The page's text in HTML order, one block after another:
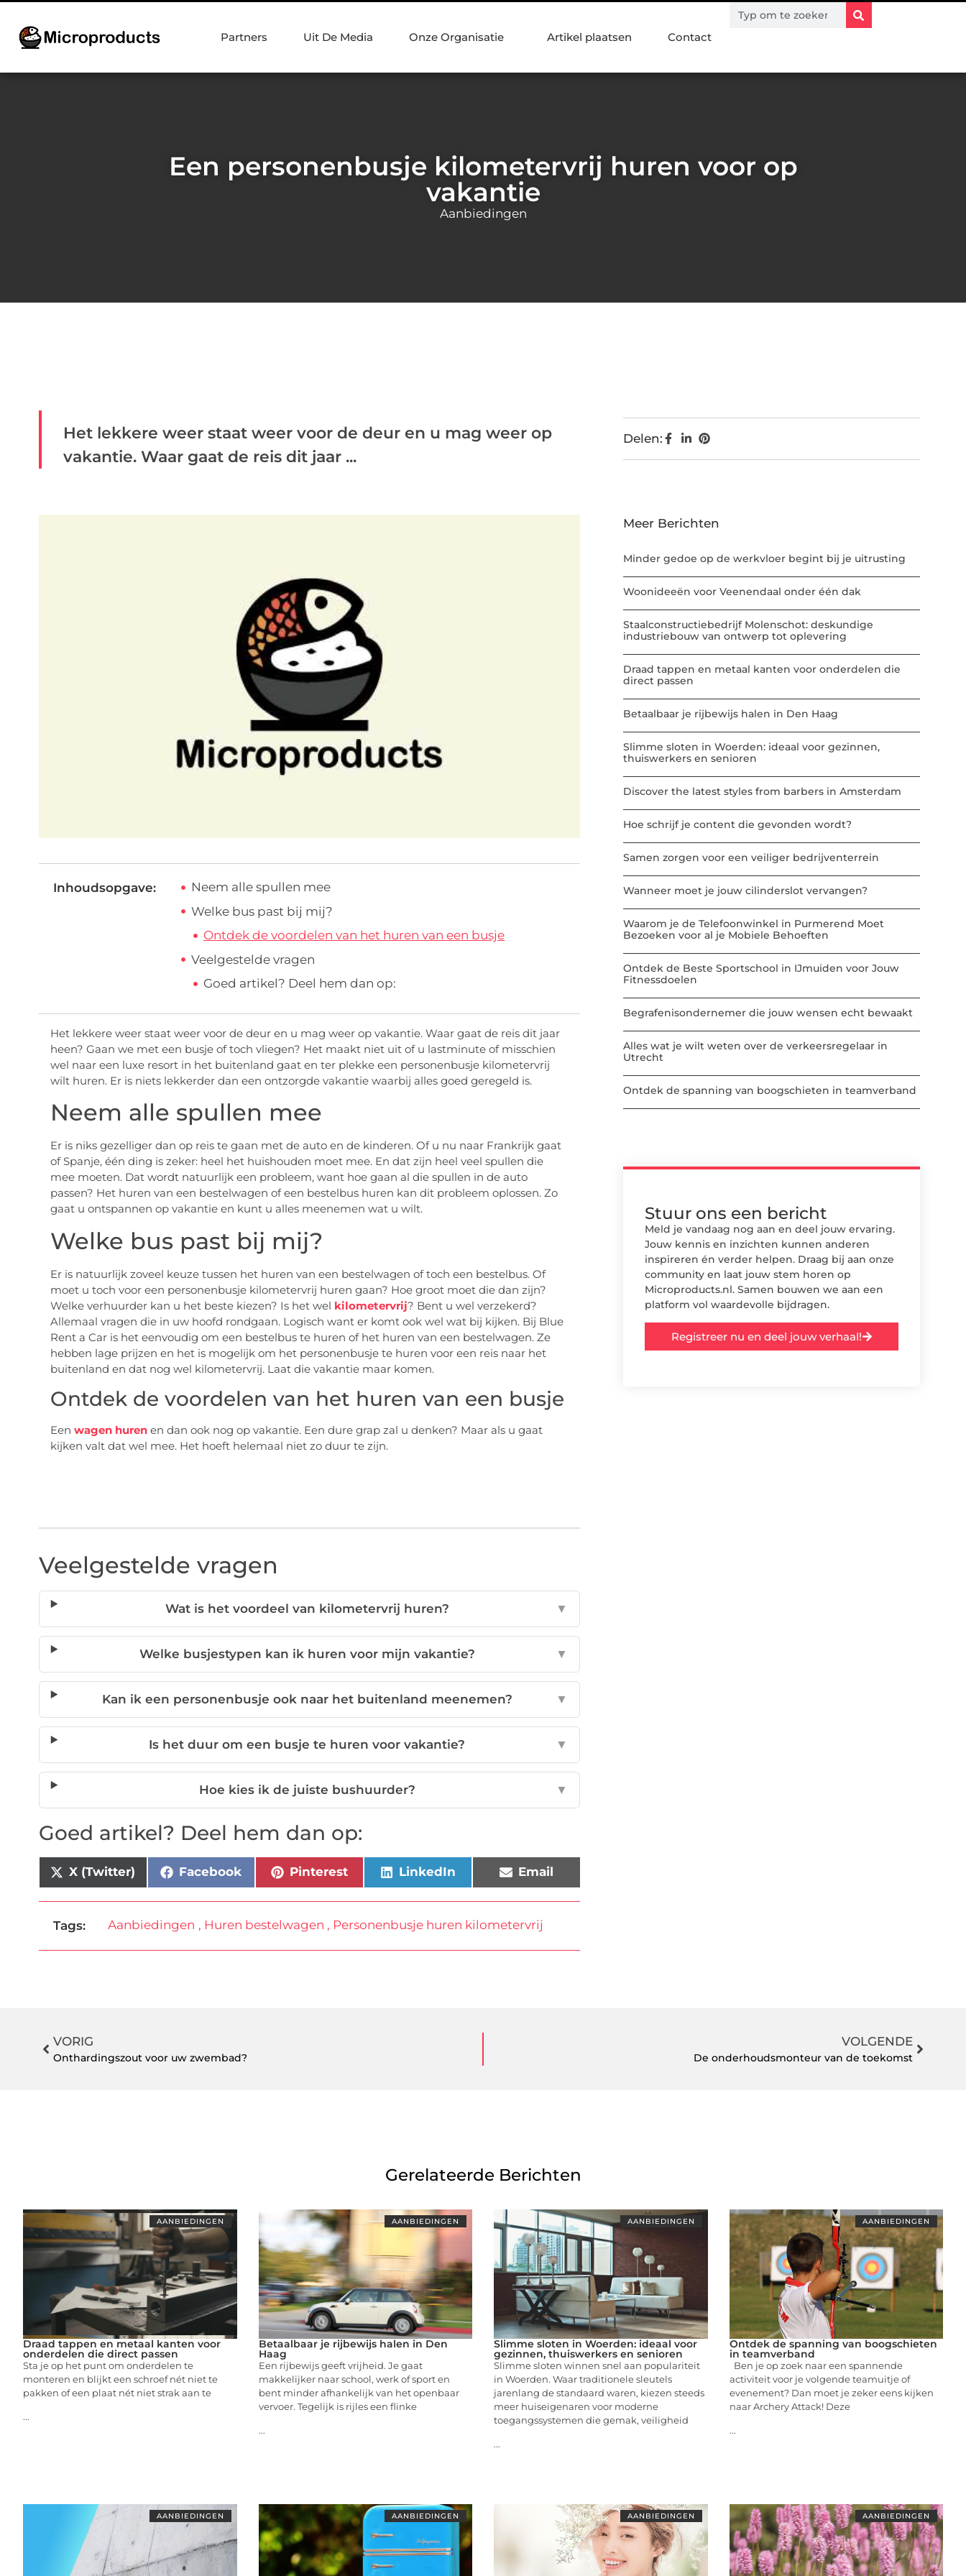
Partners Uit De Media Onze Organisatie Artikel plaatsen Contact
Een personenbusje kilometervrij huren voor op
vakantie
Aanbiedingen
Het lekkere weer staat weer voor de deur en u mag weer op
vakantie. Waar gaat de reis dit jaar ...
Inhoudsopgave:
Neem alle spullen mee
Welke bus past bij mij?
Ontdek de voordelen van het huren van een busje
Veelgestelde vragen
Goed artikel? Deel hem dan op:
Het lekkere weer staat weer voor de deur en u mag weer op vakantie. Waar gaat de reis dit jaar
heen? Gaan we met een busje of toch vliegen? Het maakt niet uit of u lastminute of misschien
wel naar een luxe resort in het buitenland gaat en ter plekke een personenbusje kilometervrij
wilt huren. Er is niets lekkerder dan een ontzorgde vakantie waarbij alles goed geregeld is.
Neem alle spullen mee
Er is niks gezelliger dan op reis te gaan met de auto en de kinderen. Of u nu naar Frankrijk gaat
of Spanje, één ding is zeker: heel het huishouden moet mee. En dat zijn heel veel spullen die
mee moeten. Dat wordt natuurlijk een probleem, want hoe gaan al die spullen in de auto
passen? Het huren van een bestelwagen of een bestelbus huren kan dit probleem oplossen. Zo
gaat u ontspannen op vakantie en kunt u alles meenemen wat u wilt.
Welke bus past bij mij?
Er is natuurlijk zoveel keuze tussen het huren van een bestelwagen of toch een bestelbus. Of
moet u toch voor een personenbusje kilometervrij huren gaan? Hoe groot moet die dan zijn?
Welke verhuurder kan u het beste kiezen? Is het wel kilometervrij? Bent u wel verzekerd?
Allemaal vragen die in uw hoofd rondgaan. Logisch want er komt ook wel wat bij kijken. Bij Blue
Rent a Car is het eenvoudig om een bestelbus te huren of het huren van een bestelwagen. Ze
hebben lage prijzen en het is mogelijk om het personenbusje te huren voor een reis naar het
buitenland en dat nog wel kilometervrij. Laat die vakantie maar komen.
Ontdek de voordelen van het huren van een busje
Een wagen hurenen dan ook nog op vakantie. Een dure grap zal u denken? Maar als u gaat
kijken valt dat wel mee. Het hoeft helemaal niet zo duur te zijn.
Veelgestelde vragen
Wat is het voordeel van kilometervrij huren? ▼
Welke busjestypen kan ik huren voor mijn vakantie? ▼
Kan ik een personenbusje ook naar het buitenland meenemen? ▼
Is het duur om een busje te huren voor vakantie? ▼
Hoe kies ik de juiste bushuurder? ▼
Goed artikel? Deel hem dan op:
X (Twitter) Facebook Pinterest LinkedIn Email
Tags: Aanbiedingen , Huren bestelwagen , Personenbusje huren kilometervrij
Delen:
Meer Berichten
Minder gedoe op de werkvloer begint bij je uitrusting
Woonideeën voor Veenendaal onder één dak
Staalconstructiebedrijf Molenschot: deskundige
industriebouw van ontwerp tot oplevering
Draad tappen en metaal kanten voor onderdelen die
direct passen
Betaalbaar je rijbewijs halen in Den Haag
Slimme sloten in Woerden: ideaal voor gezinnen,
thuiswerkers en senioren
Discover the latest styles from barbers in Amsterdam
Hoe schrijf je content die gevonden wordt?
Samen zorgen voor een veiliger bedrijventerrein
Wanneer moet je jouw cilinderslot vervangen?
Waarom je de Telefoonwinkel in Purmerend Moet
Bezoeken voor al je Mobiele Behoeften
Ontdek de Beste Sportschool in IJmuiden voor Jouw
Fitnessdoelen
Begrafenisondernemer die jouw wensen echt bewaakt
Alles wat je wilt weten over de verkeersregelaar in
Utrecht
Ontdek de spanning van boogschieten in teamverband
Stuur ons een bericht
Meld je vandaag nog aan en deel jouw ervaring.
Jouw kennis en inzichten kunnen anderen
inspireren én verder helpen. Draag bij aan onze
community en laat jouw stem horen op
Microproducts.nl. Samen bouwen we aan een
platform vol waardevolle bijdragen.
Registreer nu en deel jouw verhaal!
VORIG
Onthardingszout voor uw zwembad?
VOLGENDE
De onderhoudsmonteur van de toekomst
Gerelateerde Berichten
AANBIEDINGEN
Draad tappen en metaal kanten voor
onderdelen die direct passen
Sta je op het punt om onderdelen te
monteren en blijkt een schroef nét niet te
pakken of een plaat nét niet strak aan te
...
AANBIEDINGEN
Betaalbaar je rijbewijs halen in Den
Haag
Een rijbewijs geeft vrijheid. Je gaat
makkelijker naar school, werk of sport en
bent minder afhankelijk van het openbaar
vervoer. Tegelijk is rijles een flinke
...
AANBIEDINGEN
Slimme sloten in Woerden: ideaal voor
gezinnen, thuiswerkers en senioren
Slimme sloten winnen snel aan populariteit
in Woerden. Waar traditionele sleutels
jarenlang de standaard waren, kiezen steeds
meer huiseigenaren voor moderne
toegangssystemen die gemak, veiligheid
...
AANBIEDINGEN
Ontdek de spanning van boogschieten
in teamverband
Ben je op zoek naar een spannende
activiteit voor je volgende teamuitje of
evenement? Dan moet je zeker eens kijken
naar Archery Attack! Deze
...
AANBIEDINGEN AANBIEDINGEN AANBIEDINGEN AANBIEDINGEN